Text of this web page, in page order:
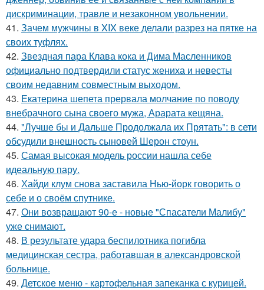
дискриминации, травле и незаконном увольнении.
41. Зачем мужчины в XIX веке делали разрез на пятке на
своих туфлях.
42. Звездная пара Клава кока и Дима Масленников
официально подтвердили статус жениха и невесты
своим недавним совместным выходом.
43. Екатерина шепета прервала молчание по поводу
внебрачного сына своего мужа, Арарата кещяна.
44. "Лучше бы и Дальше Продолжала их Прятать": в сети
обсудили внешность сыновей Шерон стоун.
45. Самая высокая модель россии нашла себе
идеальную пару.
46. Хайди клум снова заставила Нью-йорк говорить о
себе и о своём спутнике.
47. Они возвращают 90-е - новые "Спасатели Малибу"
уже снимают.
48. В результате удара беспилотника погибла
медицинская сестра, работавшая в александровской
больнице.
49. Детское меню - картофельная запеканка с курицей.